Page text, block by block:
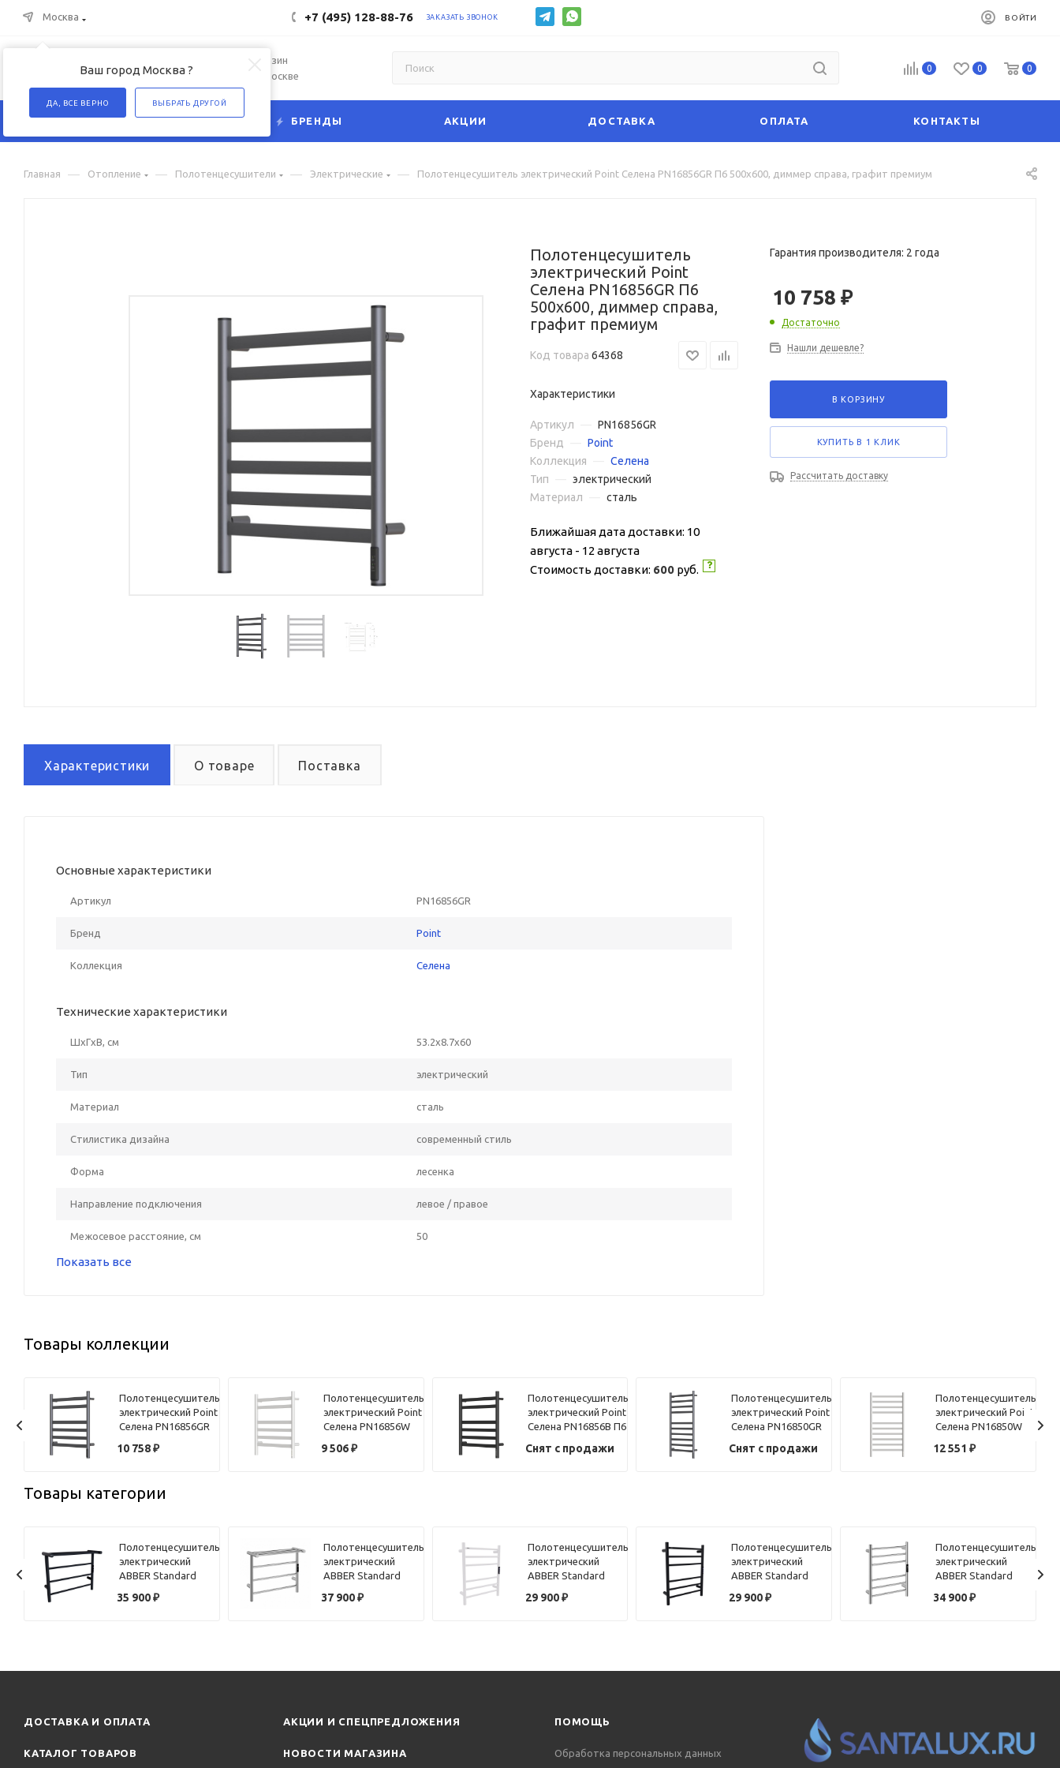
Москва
Ваш город Москва ?
ДА, ВСЕ ВЕРНО ВЫБРАТЬ ДРУГОЙ
+7 (495) 128-88-76 ЗАКАЗАТЬ ЗВОНОК ВОЙТИ
Интернет-магазин
сантехники в Москве
0 0 0
КАТАЛОГ БРЕНДЫ АКЦИИ ДОСТАВКА ОПЛАТА КОНТАКТЫ
Главная — Отопление — Полотенцесушители — Электрические — Полотенцесушитель электрический Point Селена PN16856GR П6 500x600, диммер справа, графит премиум
Полотенцесушитель
электрический Point
Селена PN16856GR П6
500x600, диммер справа,
графит премиум
Код товара 64368
Характеристики
Артикул
PN16856GR
Бренд
Point
Коллекция
Селена
Тип
электрический
Материал
сталь
Ближайшая дата доставки: 10
августа - 12 августа
Стоимость доставки: 600 руб.
Гарантия производителя: 2 года
10 758 ₽
Достаточно
Нашли дешевле?
В КОРЗИНУ
КУПИТЬ В 1 КЛИК
Рассчитать доставку
Характеристики О товаре Поставка
Основные характеристики
Артикул PN16856GR
Бренд Point
Коллекция Селена
Технические характеристики
ШxГxВ, см 53.2x8.7x60
Тип электрический
Материал сталь
Стилистика дизайна современный стиль
Форма лесенка
Направление подключения левое / правое
Межосевое расстояние, см 50
Показать все
Товары коллекции
Полотенцесушитель
электрический Point
Селена PN16856GR
справа, графит
10 758₽
Полотенцесушитель
электрический Point
Селена PN16856W
справа, белый
9 506₽
Полотенцесушитель
электрический Point
Селена PN16856B П6
справа, черный
Снят с продажи
Полотенцесушитель
электрический Point
Селена PN16850GR
диммер справа,
Снят с продажи
Полотенцесушитель
электрический Point
Селена PN16850W
диммер справа,
12 551 ₽
Товары категории
Полотенцесушитель
электрический
ABBER Standard
матовый
35 900₽
Полотенцесушитель
электрический
ABBER Standard
37 900₽
Полотенцесушитель
электрический
ABBER Standard
матовый
29 900₽
Полотенцесушитель
электрический
ABBER Standard
матовый
29 900₽
Полотенцесушитель
электрический
ABBER Standard
34 900₽
ДОСТАВКА И ОПЛАТА
КАТАЛОГ ТОВАРОВ
АКЦИИ И СПЕЦПРЕДЛОЖЕНИЯ
НОВОСТИ МАГАЗИНА
ПОМОЩЬ
Обработка персональных данных